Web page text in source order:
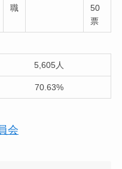
職
50
票
5,605人
70.63%
会